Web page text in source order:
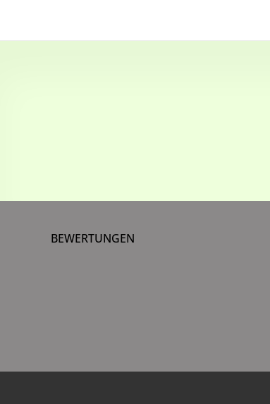
BEWERTUNGEN